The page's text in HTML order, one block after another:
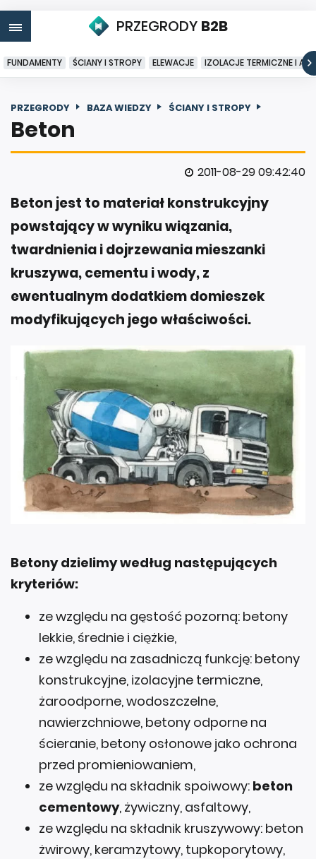
PRZEGRODY B2B
FUNDAMENTY ŚCIANY I STROPY ELEWACJE IZOLACJE TERMICZNE I
PRZEGRODY BAZA WIEDZY ŚCIANY I STROPY
Beton
2011-08-29 09:42:40
Beton jest to materiał konstrukcyjny
powstający w wyniku wiązania,
twardnienia i dojrzewania mieszanki
kruszywa, cementu i wody, z
ewentualnym dodatkiem domieszek
modyfikujących jego właściwości.
Betony dzielimy według następujących
kryteriów:
ze względu na gęstość pozorną: betony
lekkie, średnie i ciężkie,
ze względu na zasadniczą funkcję: betony
konstrukcyjne, izolacyjne termiczne,
żaroodporne, wodoszczelne,
nawierzchniowe, betony odporne na
ścieranie, betony osłonowe jako ochrona
przed promieniowaniem,
ze względu na składnik spoiwowy: beton
cementowy, żywiczny, asfaltowy,
ze względu na składnik kruszywowy: beton
żwirowy, keramzytowy, tupkoporytowy,